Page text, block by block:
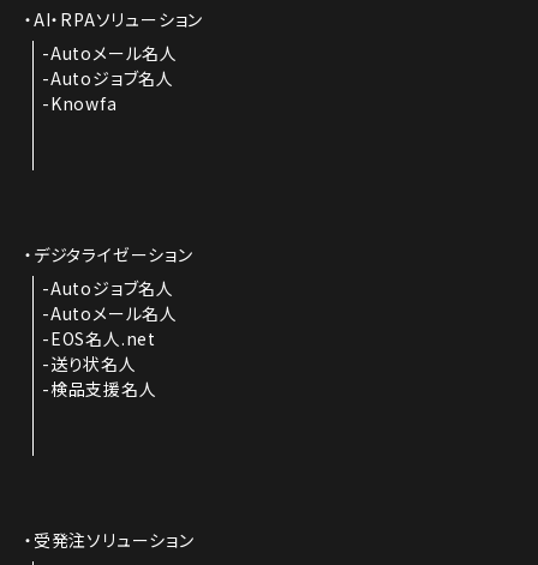
AI・RPAソリューション
Autoメール名人
Autoジョブ名人
Knowfa
デジタライゼーション
Autoジョブ名人
Autoメール名人
EOS名人.net
送り状名人
検品支援名人
受発注ソリューション